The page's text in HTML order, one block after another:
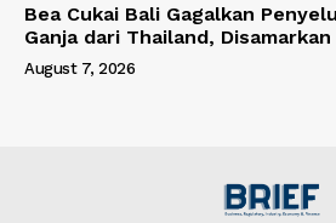
Bea Cukai Bali Gagalkan
Ganja dari Thailand,
August 7, 2026